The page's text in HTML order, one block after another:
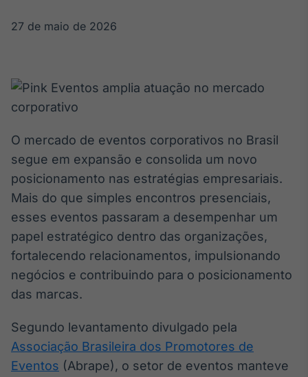
Plataforma para
e Conteúdos
OTC
Plataforma para
negociação de
Broadcast
conteúdos e
dados
27 de maio de 2026
O mercado de eventos corporativos no Brasil
segue em expansão e consolida um novo
posicionamento nas estratégias empresariais.
Mais do que simples encontros presenciais,
esses eventos passaram a desempenhar um
papel estratégico dentro das organizações,
fortalecendo relacionamentos, impulsionando
negócios e contribuindo para o posicionamento
das marcas.
Segundo levantamento divulgado pela
Associação Brasileira dos Promotores de
Eventos (Abrape), o setor de eventos manteve